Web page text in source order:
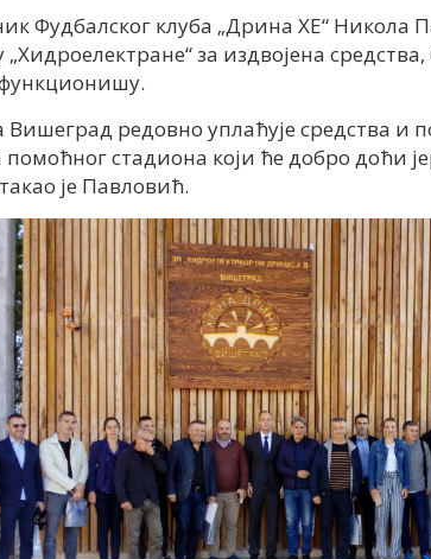
Фудбалског клуба „Дрина ХЕ“ Никола
„Хидроелектране“ за издвојена
редовно уплаћује средства и
стадиона који ће добро доћи
је Павловић.